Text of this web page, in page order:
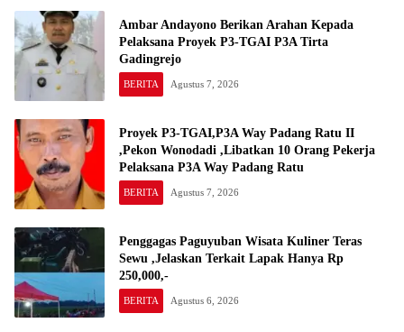
Ambar Andayono Berikan Arahan Kepada
Pelaksana Proyek P3-TGAI P3A Tirta
Gadingrejo
BERITA Agustus 7, 2026
Proyek P3-TGAI,P3A Way Padang Ratu II
,Pekon Wonodadi ,Libatkan 10 Orang Pekerja
Pelaksana P3A Way Padang Ratu
BERITA Agustus 7, 2026
Penggagas Paguyuban Wisata Kuliner Teras
Sewu ,Jelaskan Terkait Lapak Hanya Rp
250,000,-
BERITA Agustus 6, 2026